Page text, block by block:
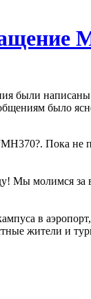
были
было
Пока
Мы молимся за
в аэропорт,
жители и